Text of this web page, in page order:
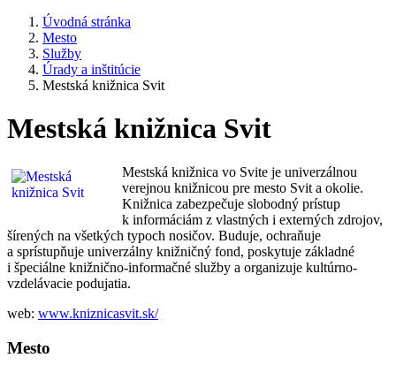
Úvodná stránka
Mesto
Služby
Úrady a inštitúcie
Mestská knižnica Svit
Mestská knižnica Svit
Mestská knižnica vo Svite je univerzálnou
verejnou knižnicou pre mesto Svit a okolie.
Knižnica zabezpečuje slobodný prístup
k informáciám z vlastných i externých zdrojov,
šírených na všetkých typoch nosičov. Buduje, ochraňuje
a sprístupňuje univerzálny knižničný fond, poskytuje základné
i špeciálne knižnično-informačné služby a organizuje kultúrno-
vzdelávacie podujatia.
web: www.kniznicasvit.sk/
Mesto